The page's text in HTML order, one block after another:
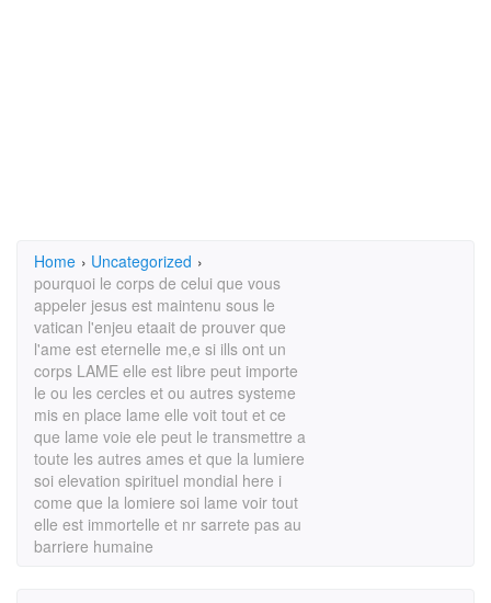
Home › Uncategorized ›
pourquoi le corps de celui que vous
appeler jesus est maintenu sous le
vatican l'enjeu etaait de prouver que
l'ame est eternelle me,e si ills ont un
corps LAME elle est libre peut importe
le ou les cercles et ou autres systeme
mis en place lame elle voit tout et ce
que lame voie ele peut le transmettre a
toute les autres ames et que la lumiere
soi elevation spirituel mondial here i
come que la lomiere soi lame voir tout
elle est immortelle et nr sarrete pas au
barriere humaine